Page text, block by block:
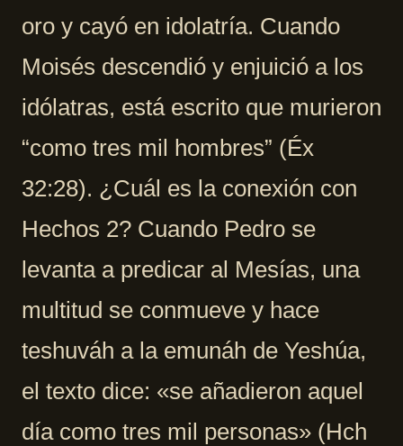
oro y cayó en idolatría. Cuando
Moisés descendió y enjuició a los
idólatras, está escrito que murieron
“como tres mil hombres” (Éx
32:28). ¿Cuál es la conexión con
Hechos 2? Cuando Pedro se
levanta a predicar al Mesías, una
multitud se conmueve y hace
teshuváh a la emunáh de Yeshúa,
el texto dice: «se añadieron aquel
día como tres mil personas» (Hch